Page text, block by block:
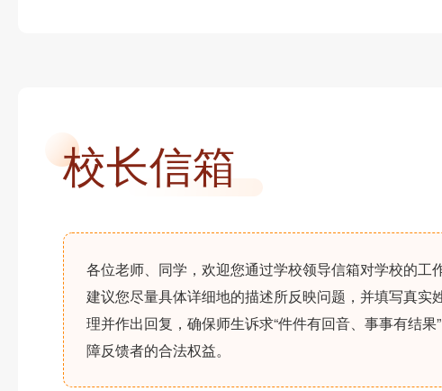
校长信箱
各位老师、同学，欢迎您通过学校领导信箱对学校的工
建议您尽量具体详细地的描述所反映问题，并填写真
理并作出回复，确保师生诉求“件件有回音、事事有结
障反馈者的合法权益。